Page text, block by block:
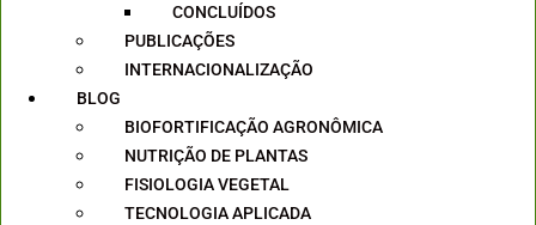
CONCLUÍDOS
PUBLICAÇÕES
INTERNACIONALIZAÇÃO
BLOG
BIOFORTIFICAÇÃO AGRONÔMICA
NUTRIÇÃO DE PLANTAS
FISIOLOGIA VEGETAL
TECNOLOGIA APLICADA